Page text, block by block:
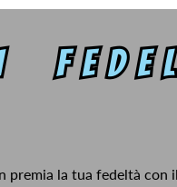
premia la tua fedeltà con